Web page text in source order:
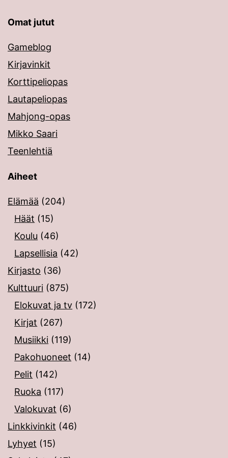
Omat jutut
Gameblog
Kirjavinkit
Korttipeliopas
Lautapeliopas
Mahjong-opas
Mikko Saari
Teenlehtiä
Aiheet
Elämää (204)
Häät (15)
Koulu (46)
Lapsellisia (42)
Kirjasto (36)
Kulttuuri (875)
Elokuvat ja tv (172)
Kirjat (267)
Musiikki (119)
Pakohuoneet (14)
Pelit (142)
Ruoka (117)
Valokuvat (6)
Linkkivinkit (46)
Lyhyet (15)